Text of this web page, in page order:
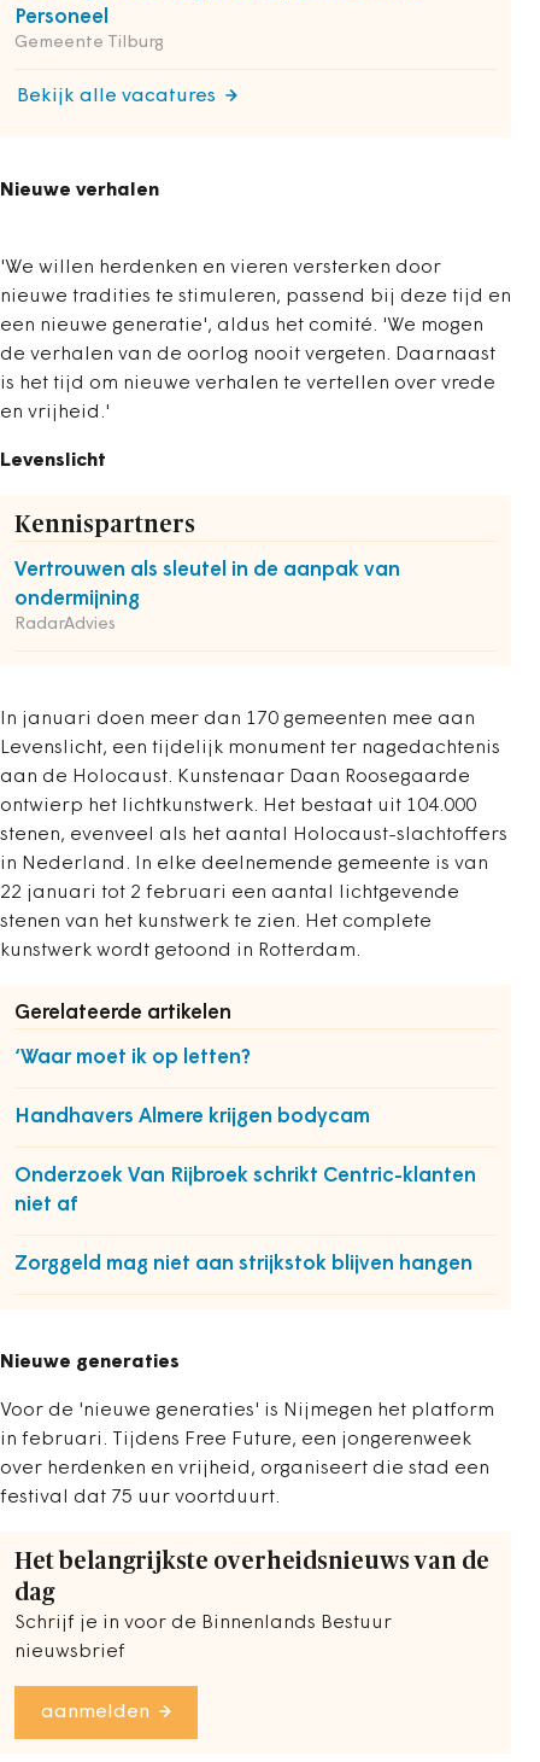
Personeel
Gemeente Tilburg
Bekijk alle vacatures
Nieuwe verhalen
'We willen herdenken en vieren versterken door
nieuwe tradities te stimuleren, passend bij deze tijd en
een nieuwe generatie', aldus het comité. 'We mogen
de verhalen van de oorlog nooit vergeten. Daarnaast
is het tijd om nieuwe verhalen te vertellen over vrede
en vrijheid.'
Levenslicht
Kennispartners
Vertrouwen als sleutel in de aanpak van
ondermijning
RadarAdvies
In januari doen meer dan 170 gemeenten mee aan
Levenslicht, een tijdelijk monument ter nagedachtenis
aan de Holocaust. Kunstenaar Daan Roosegaarde
ontwierp het lichtkunstwerk. Het bestaat uit 104.000
stenen, evenveel als het aantal Holocaust-slachtoffers
in Nederland. In elke deelnemende gemeente is van
22 januari tot 2 februari een aantal lichtgevende
stenen van het kunstwerk te zien. Het complete
kunstwerk wordt getoond in Rotterdam.
Gerelateerde artikelen
‘Waar moet ik op letten?
Handhavers Almere krijgen bodycam
Onderzoek Van Rijbroek schrikt Centric-klanten
niet af
Zorggeld mag niet aan strijkstok blijven hangen
Nieuwe generaties
Voor de 'nieuwe generaties' is Nijmegen het platform
in februari. Tijdens Free Future, een jongerenweek
over herdenken en vrijheid, organiseert die stad een
festival dat 75 uur voortduurt.
Het belangrijkste overheidsnieuws van de
dag
Schrijf je in voor de Binnenlands Bestuur
nieuwsbrief
aanmelden